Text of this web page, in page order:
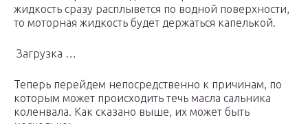
жидкость сразу расплывется по водной поверхности,
то моторная жидкость будет держаться капелькой.
Загрузка …
Теперь перейдем непосредственно к причинам, по
которым может происходить течь масла сальника
коленвала. Как сказано выше, их может быть